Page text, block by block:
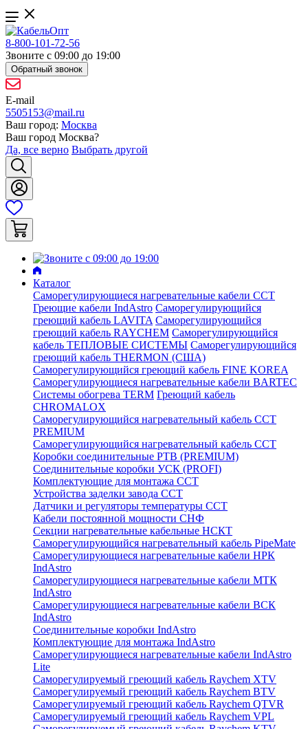
8-800-101-72-56
Звоните с 09:00 до 19:00
Обратный звонок
E-mail
5505153@mail.ru
Ваш город: Москва
Ваш город Москва?
Да, все верно Выбрать другой
Каталог
Саморегулирующиеся нагревательные кабели ССТ
Греющие кабели IndAstro Саморегулирующийся
греющий кабель LAVITA Саморегулирующийся
греющий кабель RAYCHEM Саморегулирующийся
кабель ТЕПЛОВЫЕ СИСТЕМЫ Саморегулирующийся
греющий кабель THERMON (США)
Саморегулирующийся греющий кабель FINE KOREA
Саморегулирующиеся нагревательные кабели BARTEC
Системы обогрева TERM Греющий кабель
CHROMALOX
Саморегулирующийся нагревательный кабель ССТ
PREMIUM
Саморегулирующийся нагревательный кабель ССТ
Коробки соединительные РТВ (PREMIUM)
Соединительные коробки УСК (PROFI)
Комплектующие для монтажа ССТ
Устройства заделки завода ССТ
Датчики и регуляторы температуры ССТ
Кабели постоянной мощности СНФ
Секции нагревательные кабельные НСКТ
Саморегулирующийся нагревательный кабель PipeMate
Саморегулирующиеся нагревательные кабели НРК
IndAstro
Саморегулирующиеся нагревательные кабели МТК
IndAstro
Саморегулирующиеся нагревательные кабели ВСК
IndAstro
Соединительные коробки IndAstro
Комплектующие для монтажа IndAstro
Саморегулирующиеся нагревательные кабели IndAstro
Lite
Саморегулируемый греющий кабель Raychem XTV
Саморегулируемый греющий кабель Raychem BTV
Саморегулируемый греющий кабель Raychem QTVR
Саморегулируемый греющий кабель Raychem VPL